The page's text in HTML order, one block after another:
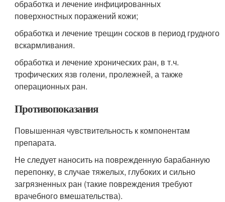
обработка и лечение инфицированных
поверхностных поражений кожи;
обработка и лечение трещин сосков в период грудного
вскармливания.
обработка и лечение хронических ран, в т.ч.
трофических язв голени, пролежней, а также
операционных ран.
Противопоказания
Повышенная чувствительность к компонентам
препарата.
Не следует наносить на поврежденную барабанную
перепонку, в случае тяжелых, глубоких и сильно
загрязненных ран (такие повреждения требуют
врачебного вмешательства).